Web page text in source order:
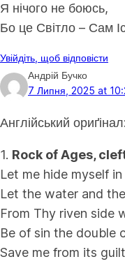
Я нічого не боюсь,
Бо це Світло – Сам
Увійдіть, щоб відповісти
Андрій Бучко
7 Липня, 2025 at
Англійський ориґінал:
1. Rock of Ages,
Let me hide myself in
Let the water and
From Thy riven side
Be of sin the double
Save me from its